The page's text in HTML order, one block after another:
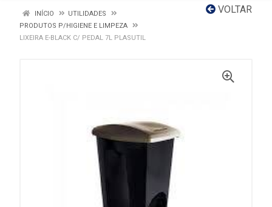
VOLTAR
INÍCIO
UTILIDADES
PRODUTOS P/HIGIENE E LIMPEZA
LIXEIRA E-BLACK C/ PEDAL 7L PLASUTIL